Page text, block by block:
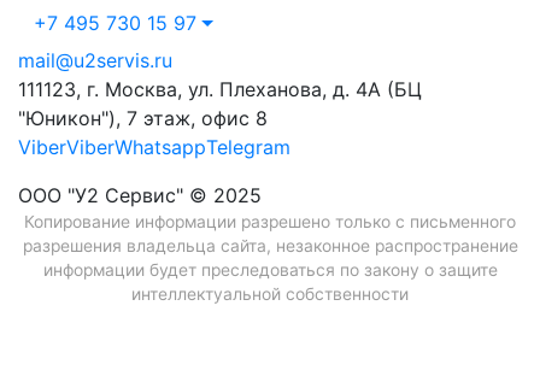
+7 495 730 15 97
mail@u2servis.ru
111123, г. Москва, ул. Плеханова, д. 4А (БЦ
"Юникон"), 7 этаж, офис 8
ViberViberWhatsappTelegram
ООО "У2 Сервис" © 2025
Копирование информации разрешено только с письменного
разрешения владельца сайта, незаконное распространение
информации будет преследоваться по закону о защите
интеллектуальной собственности